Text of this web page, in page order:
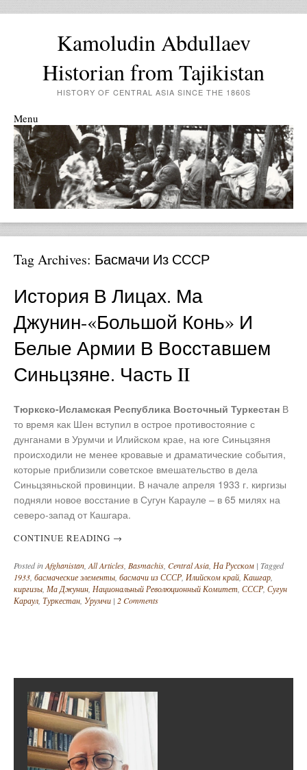
Kamoludin Abdullaev
Historian from Tajikistan
HISTORY OF CENTRAL ASIA SINCE THE 1860S
Menu
Skip to content
Tag Archives: Басмачи Из СССР
История В Лицах. Ма
Джунин-«Большой Конь» И
Белые Армии В Восставшем
Синьцзяне. Часть II
Тюркско-Исламская Республика Восточный Туркестан В
то время как Шен вступил в острое противостояние с
дунганами в Урумчи и Илийском крае, на юге Синьцзяня
происходили не менее кровавые и драматические события,
которые приблизили советское вмешательство в дела
Синьцзяньской провинции. В начале апреля 1933 г. киргизы
подняли новое восстание в Сугун Карауле – в 65 милях на
северо-запад от Кашгара.
CONTINUE READING →
Posted inAfghanistan,All Articles, Basmachis, Central Asia, На Русском | Tagged
1933, басмаческие элементы, басмачи из СССР, Илийском край, Кашгар,
киргизы, Ма Джунин, Национальный Революционный Комитет, СССР, Сугун
Караул, Туркестан, Урумчи | 2 Comments
Post navigation